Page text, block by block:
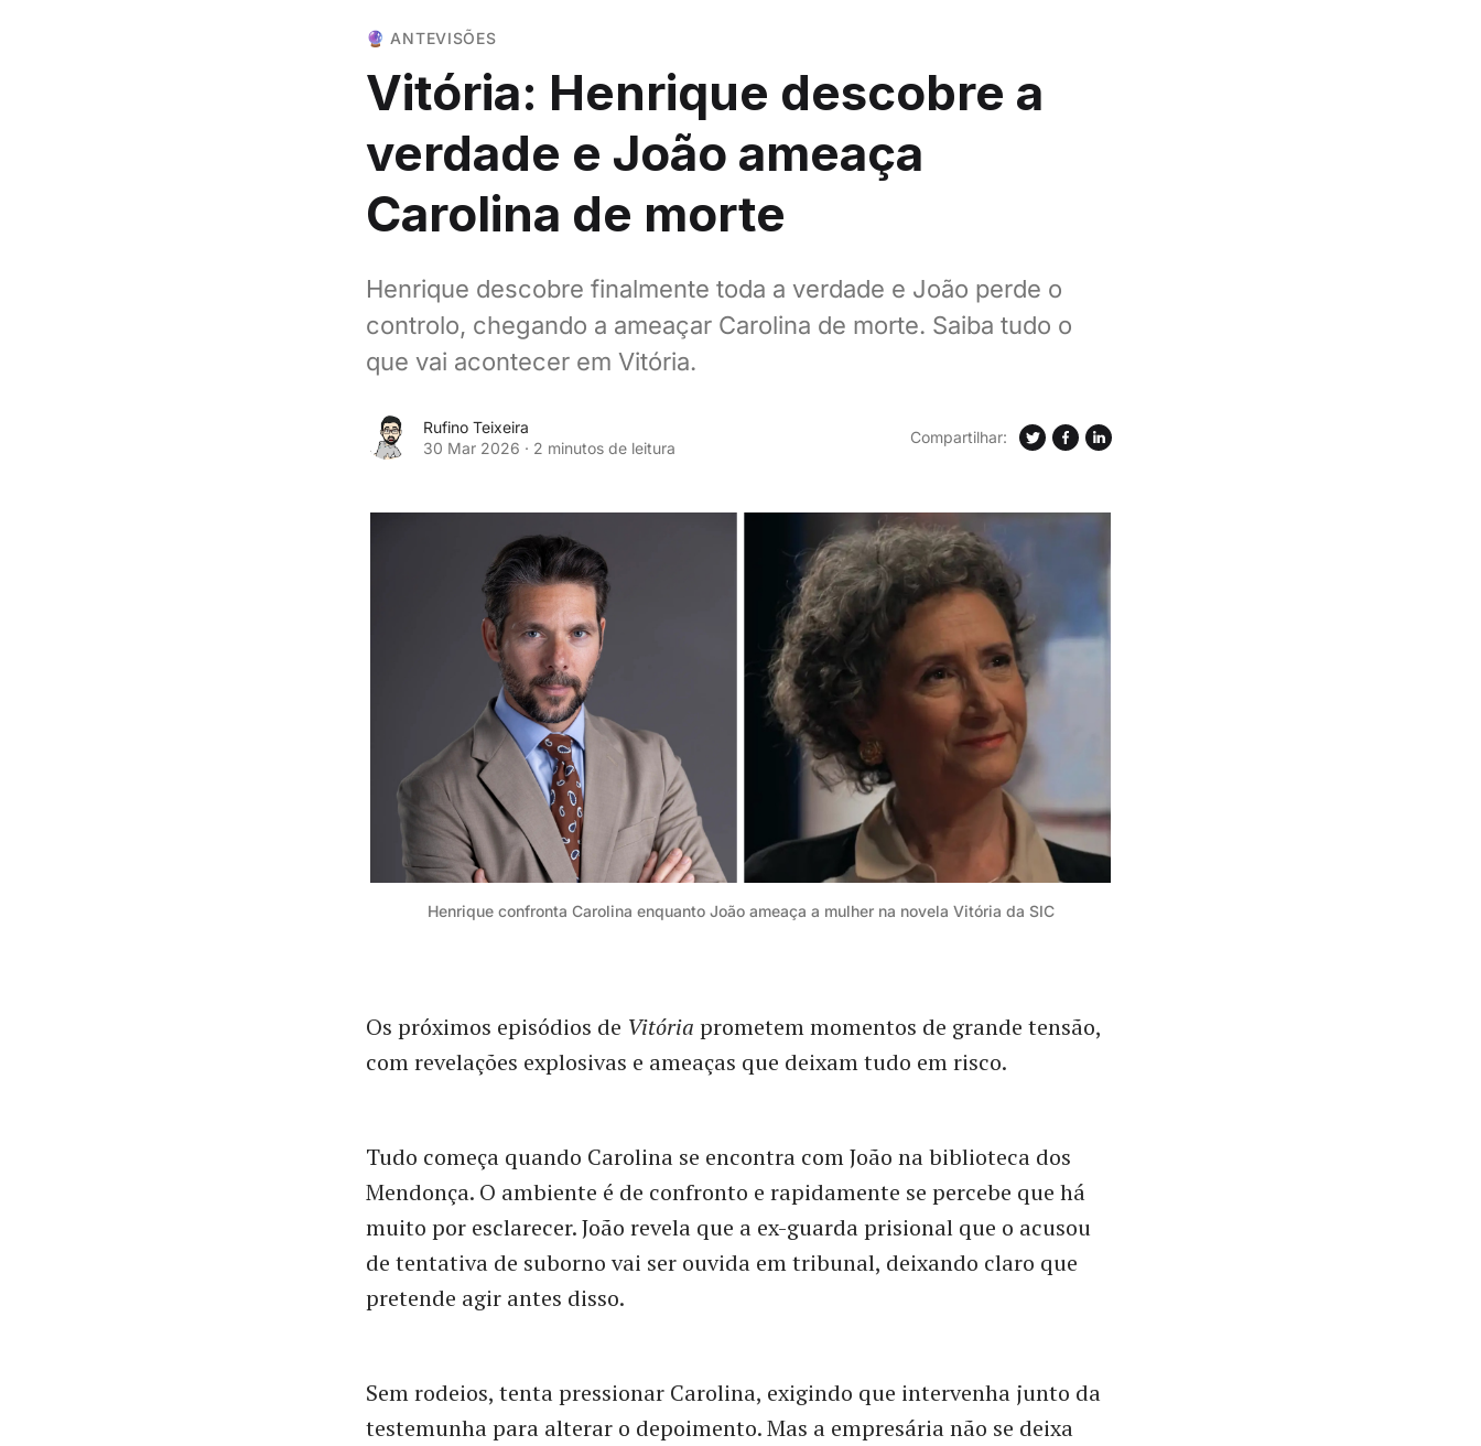
🔮 ANTEVISÕES
Vitória: Henrique descobre a
verdade e João ameaça
Carolina de morte
Henrique descobre finalmente toda a verdade e João perde o
controlo, chegando a ameaçar Carolina de morte. Saiba tudo o
que vai acontecer em Vitória.
Rufino Teixeira
30 Mar 2026 · 2 minutos de leitura
Compartilhar:
Henrique confronta Carolina enquanto João ameaça a mulher na novela Vitória da SIC
Os próximos episódios de Vitória prometem momentos de grande tensão,
com revelações explosivas e ameaças que deixam tudo em risco.
Tudo começa quando Carolina se encontra com João na biblioteca dos
Mendonça. O ambiente é de confronto e rapidamente se percebe que há
muito por esclarecer. João revela que a ex-guarda prisional que o acusou
de tentativa de suborno vai ser ouvida em tribunal, deixando claro que
pretende agir antes disso.
Sem rodeios, tenta pressionar Carolina, exigindo que intervenha junto da
testemunha para alterar o depoimento. Mas a empresária não se deixa